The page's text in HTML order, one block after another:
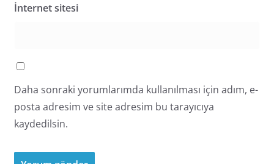
İnternet sitesi
Daha sonraki yorumlarımda kullanılması için adım, e-
posta adresim ve site adresim bu tarayıcıya
kaydedilsin.